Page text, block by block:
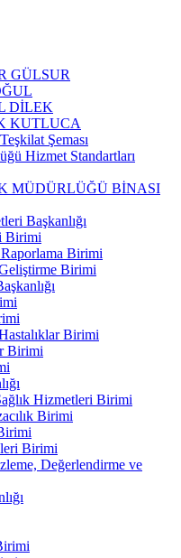
GÜLSUR
DİLEK
KUTLUCA
Şeması
Hizmet Standartları
MÜDÜRLÜĞÜ BİNASI
Başkanlığı
Birimi
Birimi
Birimi
Birimi
Birimi
Hizmetleri Birimi
Birimi
Birimi
Değerlendirme ve